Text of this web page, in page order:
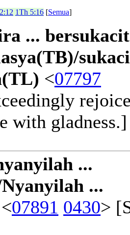
1Th 5:16 [Semua]
...
<07797
with gladness.]
...
...
<07891 0430>